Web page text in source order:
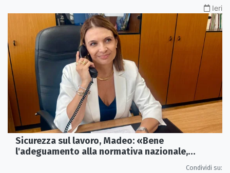
Ieri
Sicurezza sul lavoro, Madeo: «Bene
l'adeguamento alla normativa nazionale,
Condividi su: